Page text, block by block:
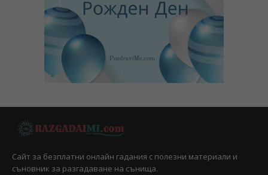
Сайт за безплатни онлайн гадания с полезни материали и
съновник за разгадаване на сънища.